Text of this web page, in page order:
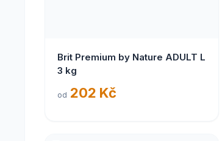
Brit Premium by Nature ADULT L
3 kg
od 202 Kč